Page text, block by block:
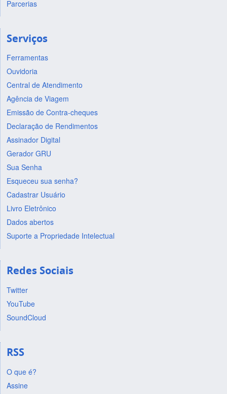
Parcerias
Serviços
Ferramentas
Ouvidoria
Central de Atendimento
Agência de Viagem
Emissão de Contra-cheques
Declaração de Rendimentos
Assinador Digital
Gerador GRU
Sua Senha
Esqueceu sua senha?
Cadastrar Usuário
Livro Eletrônico
Dados abertos
Suporte a Propriedade Intelectual
Redes Sociais
Twitter
YouTube
SoundCloud
RSS
O que é?
Assine